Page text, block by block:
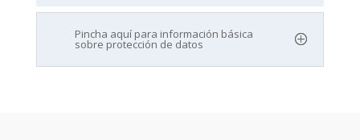
Pincha aquí para información básica
sobre protección de datos